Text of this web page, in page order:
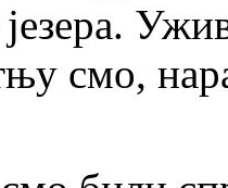
смо,